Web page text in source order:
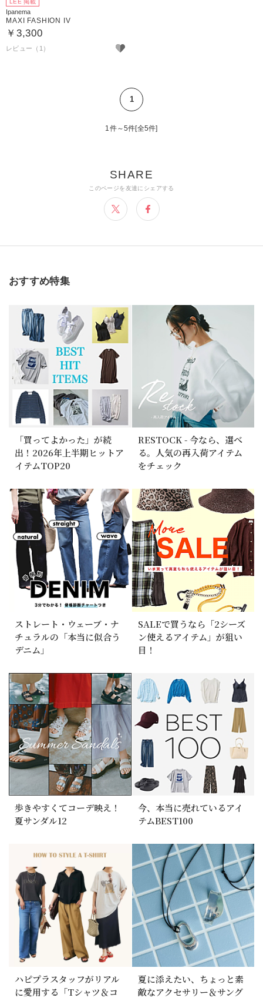
LEE 掲載
Ipanema
MAXI FASHION IV
￥3,300
レビュー（1）
1
1件～5件[全5件]
おすすめ特集
「買ってよかった」が続
出！2026年上半期ヒットア
イテムTOP20
RESTOCK - 今なら、選べ
る。人気の再入荷アイテム
をチェック
ストレート・ウェーブ・ナ
チュラルの「本当に似合う
デニム」
SALEで買うなら「2シーズ
ン使えるアイテム」が狙い
目！
歩きやすくてコーデ映え！
夏サンダル12
今、本当に売れているアイ
テムBEST100
ハピプラスタッフがリアル
に愛用する「Tシャツ＆コ
夏に添えたい、ちょっと素
敵なアクセサリー＆サング